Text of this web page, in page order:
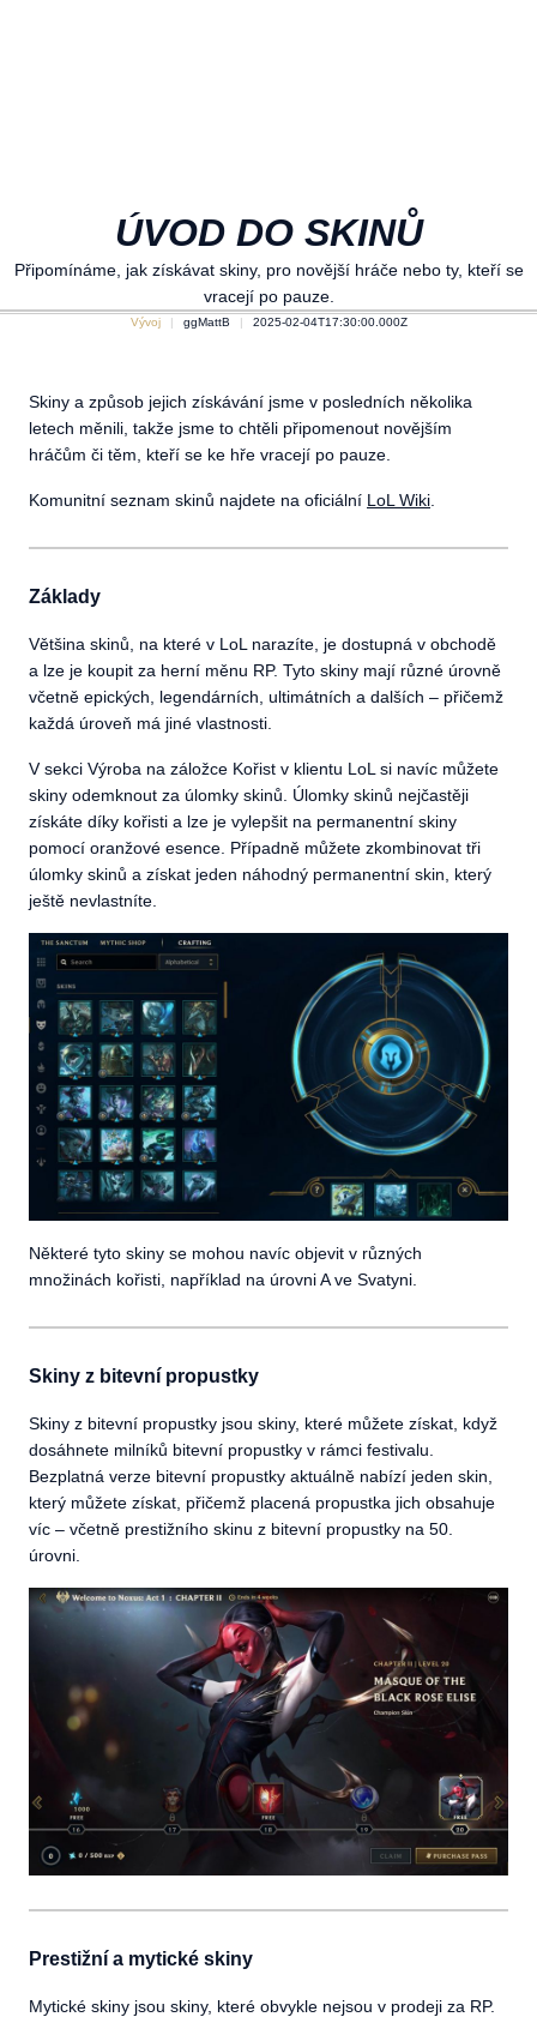
ÚVOD DO SKINŮ
Připomínáme, jak získávat skiny, pro novější hráče nebo ty, kteří se
vracejí po pauze.
Vývoj ggMattB 2025-02-04T17:30:00.000Z
Skiny a způsob jejich získávání jsme v posledních několika
letech měnili, takže jsme to chtěli připomenout novějším
hráčům či těm, kteří se ke hře vracejí po pauze.
Komunitní seznam skinů najdete na oficiální LoL Wiki
Základy
Většina skinů, na které v LoL narazíte, je dostupná v obchodě
a lze je koupit za herní měnu RP. Tyto skiny mají různé úrovně
včetně epických, legendárních, ultimátních a dalších – přičemž
každá úroveň má jiné vlastnosti.
V sekci Výroba na záložce Kořist v klientu LoL si navíc můžete
skiny odemknout za úlomky skinů. Úlomky skinů nejčastěji
získáte díky kořisti a lze je vylepšit na permanentní skiny
pomocí oranžové esence. Případně můžete zkombinovat tři
úlomky skinů a získat jeden náhodný permanentní skin, který
ještě nevlastníte.
Některé tyto skiny se mohou navíc objevit v různých
množinách kořisti, například na úrovni A ve Svatyni.
Skiny z bitevní propustky
Skiny z bitevní propustky jsou skiny, které můžete získat, když
dosáhnete milníků bitevní propustky v rámci festivalu.
Bezplatná verze bitevní propustky aktuálně nabízí jeden skin,
který můžete získat, přičemž placená propustka jich obsahuje
víc – včetně prestižního skinu z bitevní propustky na 50.
úrovni.
Prestižní a mytické skiny
Mytické skiny jsou skiny, které obvykle nejsou v prodeji za RP.